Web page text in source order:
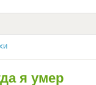
я умер